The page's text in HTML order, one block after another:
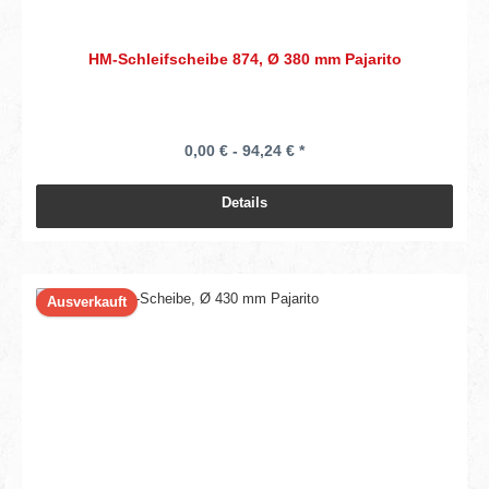
HM-Schleifscheibe 874, Ø 380 mm Pajarito
0,00 € - 94,24 € *
Details
Ausverkauft